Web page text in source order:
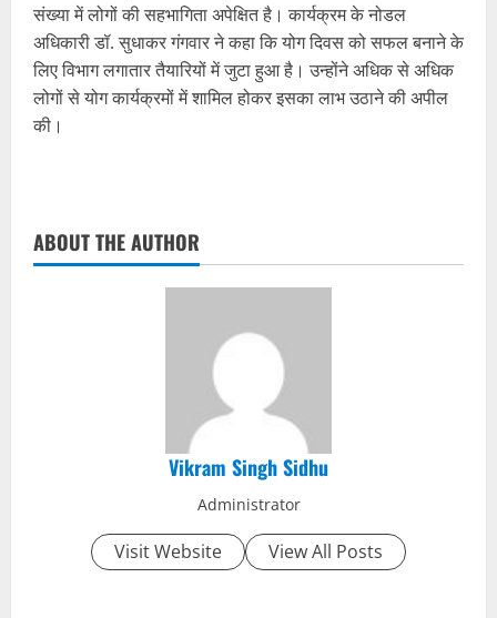
संख्या में लोगों की सहभागिता अपेक्षित है। कार्यक्रम के नोडल
अधिकारी डॉ. सुधाकर गंगवार ने कहा कि योग दिवस को सफल बनाने के
लिए विभाग लगातार तैयारियों में जुटा हुआ है। उन्होंने अधिक से अधिक
लोगों से योग कार्यक्रमों में शामिल होकर इसका लाभ उठाने की अपील
की।
ABOUT THE AUTHOR
Vikram Singh Sidhu
Administrator
Visit Website View All Posts